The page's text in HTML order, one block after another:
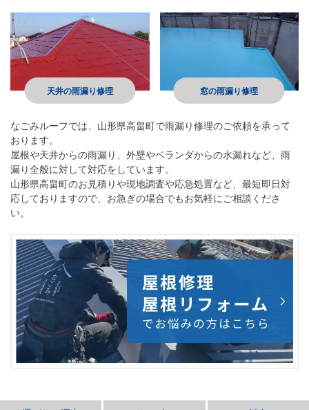
天井の雨漏り修理 窓の雨漏り修理
なごみルーフでは、山形県高畠町で雨漏り修理のご依頼を承って
おります。
屋根や天井からの雨漏り、外壁やベランダからの水漏れなど、雨
漏り全般に対して対応をしています。
山形県高畠町のお見積りや現地調査や応急処置など、最短即日対
応しておりますので、お急ぎの場合でもお気軽にご相談くださ
い。